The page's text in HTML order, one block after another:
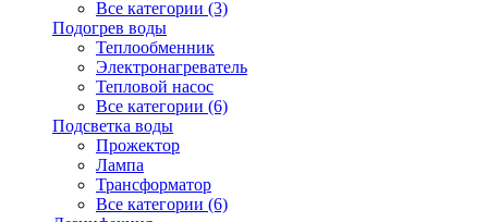
Все категории (3)
Подогрев воды
Теплообменник
Электронагреватель
Тепловой насос
Все категории (6)
Подсветка воды
Прожектор
Лампа
Трансформатор
Все категории (6)